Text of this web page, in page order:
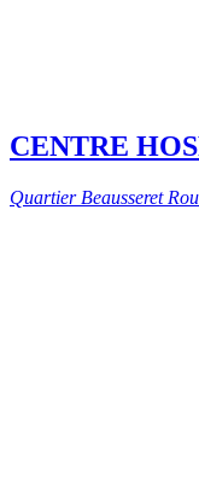
CENTRE
Quartier Beausseret